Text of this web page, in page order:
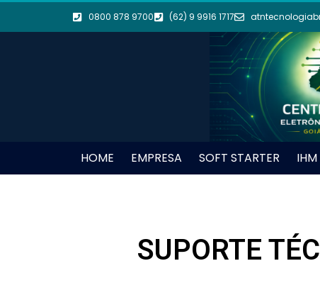
0800 878 9700 (62) 9 9916 1717
HOME EMPRESA SOFT STARTER IHM
SUPORTE